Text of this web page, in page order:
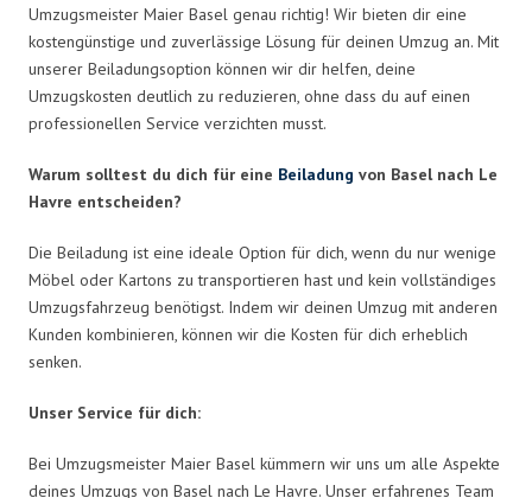
Umzugsmeister Maier Basel genau richtig! Wir bieten dir eine
kostengünstige und zuverlässige Lösung für deinen Umzug an. Mit
unserer Beiladungsoption können wir dir helfen, deine
Umzugskosten deutlich zu reduzieren, ohne dass du auf einen
professionellen Service verzichten musst.
Warum solltest du dich für eine Beiladung von Basel nach Le
Havre entscheiden?
Die Beiladung ist eine ideale Option für dich, wenn du nur wenige
Möbel oder Kartons zu transportieren hast und kein vollständiges
Umzugsfahrzeug benötigst. Indem wir deinen Umzug mit anderen
Kunden kombinieren, können wir die Kosten für dich erheblich
senken.
Unser Service für dich:
Bei Umzugsmeister Maier Basel kümmern wir uns um alle Aspekte
deines Umzugs von Basel nach Le Havre. Unser erfahrenes Team